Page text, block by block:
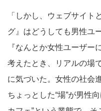
「しかし、ウェブサイト
グ』はどうしても男性ユ
『なんとか女性ユーザー
考えたとき、リアルの場
に気づいた。女性の社会
ちょっとした“場”が男性